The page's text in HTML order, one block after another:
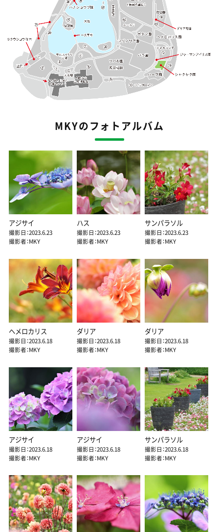
MKYのフォトアルバム
アジサイ
撮影日：2023.6.23
撮影者：MKY
ハス
撮影日：2023.6.23
撮影者：MKY
サンパラソル
撮影日：2023.6.23
撮影者：MKY
ヘメロカリス
撮影日：2023.6.18
撮影者：MKY
ダリア
撮影日：2023.6.18
撮影者：MKY
ダリア
撮影日：2023.6.18
撮影者：MKY
アジサイ
撮影日：2023.6.18
撮影者：MKY
アジサイ
撮影日：2023.6.18
撮影者：MKY
サンパラソル
撮影日：2023.6.18
撮影者：MKY